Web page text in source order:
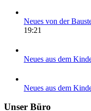
Neues von der
19:21
Neues aus dem
Neues aus dem
Unser Büro